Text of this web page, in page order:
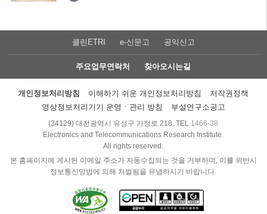
클린ETRI e-신문고 공익신고
주요업무연락처 찾아오시는길
개인정보처리방침 이해하기 쉬운 개인정보처리방침
저작권정책
영상정보처리기기 운영ㆍ관리 방침
부설연구소공고
(34129) 대전광역시 유성구 가정로 218, TEL 1466-38
Electronics and Telecommunications Research Institute.
All rights reserved.
본 홈페이지에 게시된 이메일 주소가 자동수집되는 것을 거부하며, 이를 위반시
정보통신망법에 의해 처벌됨을 유념하시기 바랍니다.